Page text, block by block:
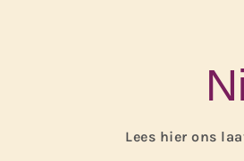
Lees hier ons